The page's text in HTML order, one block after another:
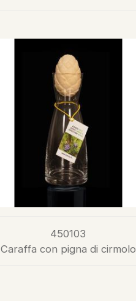
450103
Caraffa con pigna di cirmolo